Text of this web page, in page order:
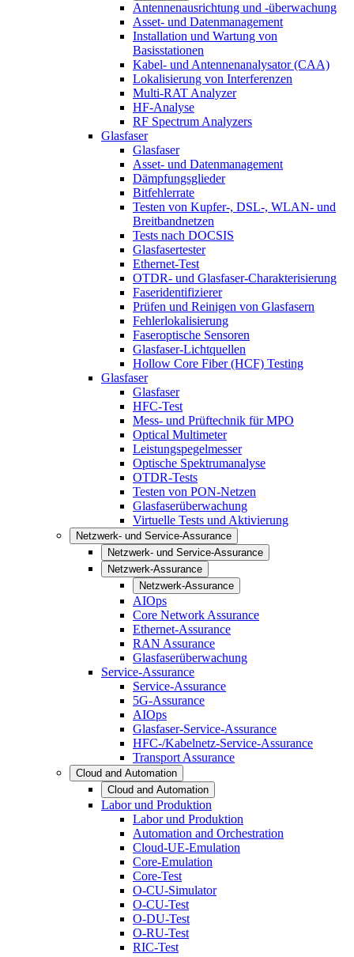
Antennenausrichtung und -überwachung
Asset- und Datenmanagement
Installation und Wartung von
Basisstationen
Kabel- und Antennenanalysator (CAA)
Lokalisierung von Interferenzen
Multi-RAT Analyzer
HF-Analyse
RF Spectrum Analyzers
Glasfaser
Glasfaser
Asset- und Datenmanagement
Dämpfungsglieder
Bitfehlerrate
Testen von Kupfer-, DSL-, WLAN- und
Breitbandnetzen
Tests nach DOCSIS
Glasfasertester
Ethernet-Test
OTDR- und Glasfaser-Charakterisierung
Faseridentifizierer
Prüfen und Reinigen von Glasfasern
Fehlerlokalisierung
Faseroptische Sensoren
Glasfaser-Lichtquellen
Hollow Core Fiber (HCF) Testing
Glasfaser
Glasfaser
HFC-Test
Mess- und Prüftechnik für MPO
Optical Multimeter
Leistungspegelmesser
Optische Spektrumanalyse
OTDR-Tests
Testen von PON-Netzen
Glasfaserüberwachung
Virtuelle Tests und Aktivierung
Netzwerk- und Service-Assurance
Netzwerk- und Service-Assurance
Netzwerk-Assurance
Netzwerk-Assurance
AIOps
Core Network Assurance
Ethernet-Assurance
RAN Assurance
Glasfaserüberwachung
Service-Assurance
Service-Assurance
5G-Assurance
AIOps
Glasfaser-Service-Assurance
HFC-/Kabelnetz-Service-Assurance
Transport Assurance
Cloud and Automation
Cloud and Automation
Labor und Produktion
Labor und Produktion
Automation and Orchestration
Cloud-UE-Emulation
Core-Emulation
Core-Test
O-CU-Simulator
O-CU-Test
O-DU-Test
O-RU-Test
RIC-Test